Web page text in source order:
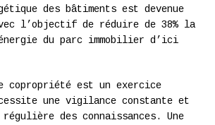
des bâtiments est devenue
l’objectif de réduire de 38% la
du parc immobilier d’ici
copropriété est un exercice
une vigilance constante et
des connaissances. Une